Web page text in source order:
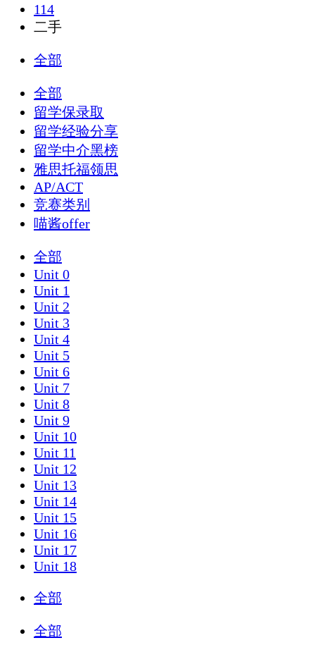
114
二手
全部
全部
留学保录取
留学经验分享
留学中介黑榜
雅思托福领思
AP/ACT
竞赛类别
喵酱offer
全部
Unit 0
Unit 1
Unit 2
Unit 3
Unit 4
Unit 5
Unit 6
Unit 7
Unit 8
Unit 9
Unit 10
Unit 11
Unit 12
Unit 13
Unit 14
Unit 15
Unit 16
Unit 17
Unit 18
全部
全部